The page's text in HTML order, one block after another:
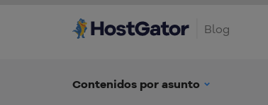
Blog
Contenidos por asunto